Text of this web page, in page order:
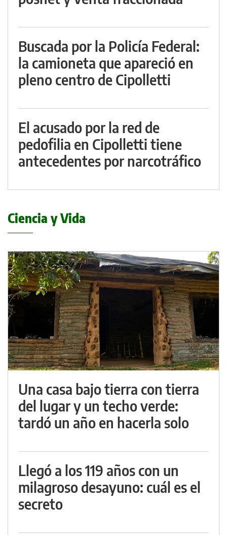
Buscada por la Policía Federal:
la camioneta que apareció en
pleno centro de Cipolletti
El acusado por la red de
pedofilia en Cipolletti tiene
antecedentes por narcotráfico
Ciencia y Vida
Una casa bajo tierra con tierra
del lugar y un techo verde:
tardó un año en hacerla solo
Llegó a los 119 años con un
milagroso desayuno: cuál es el
secreto